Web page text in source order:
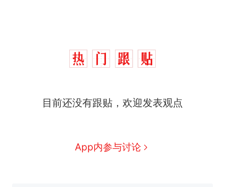
目前还没有跟贴，欢迎发表观点
App内参与讨论
制裁瓜子饺子，美国怕什
么？